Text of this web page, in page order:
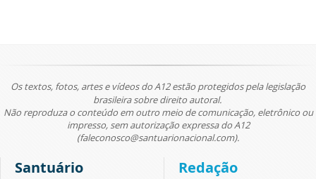
Os textos, fotos, artes e vídeos do A12 estão protegidos pela legislação
brasileira sobre direito autoral.
Não reproduza o conteúdo em outro meio de comunicação, eletrônico ou
impresso, sem autorização expressa do A12
(faleconosco@santuarionacional.com).
Santuário Redação